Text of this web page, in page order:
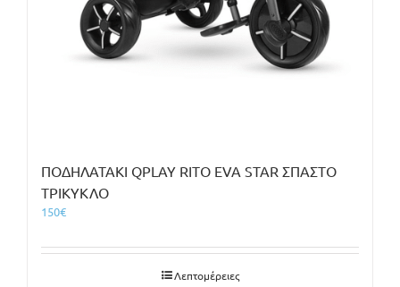
ΠΟΔΗΛΑΤΑΚΙ QPLAY RITO EVA STAR ΣΠΑΣΤΟ
ΤΡΙΚΥΚΛΟ
150€
Λεπτομέρειες